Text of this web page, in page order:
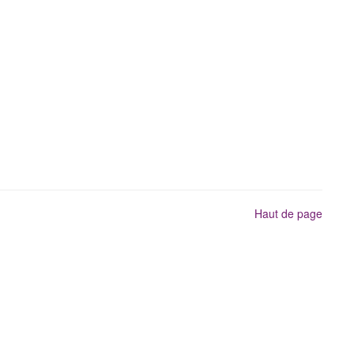
Haut de page